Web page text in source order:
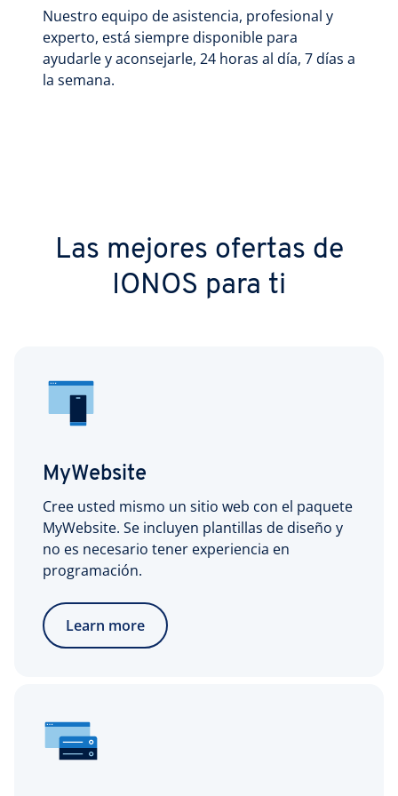
Nuestro equipo de asistencia, profesional y
experto, está siempre disponible para
ayudarle y aconsejarle, 24 horas al día, 7 días a
la semana.
Las mejores ofertas de
IONOS para ti
MyWebsite
Cree usted mismo un sitio web con el paquete
MyWebsite. Se incluyen plantillas de diseño y
no es necesario tener experiencia en
programación.
Learn more